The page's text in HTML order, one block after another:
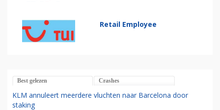
Retail Employee
Best gelezen Crashes
KLM annuleert meerdere vluchten naar Barcelona door
staking